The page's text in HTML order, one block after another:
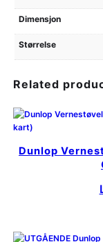
Dimensjon
Størrelse
Related
Dunlop